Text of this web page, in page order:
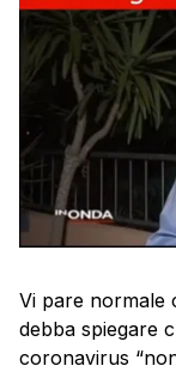
Vi pare normale
debba spiegare
coronavirus